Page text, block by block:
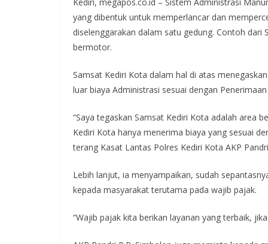
e
b
o
o
k
itt
er
at
s
p
p
e e
gr
m
yang dibentuk untuk memperlancar dan
diselenggarakan dalam satu gedung. Contoh
bermotor.
Samsat Kediri Kota dalam hal di atas
luar biaya Administrasi sesuai dengan
“Saya tegaskan Samsat Kediri Kota adalah area
Kediri Kota hanya menerima biaya yang sesuai
terang Kasat Lantas Polres Kediri Kota AKP
Lebih lanjut, ia menyampaikan, sudah
kepada masyarakat terutama pada wajib pajak.
“Wajib pajak kita berikan layanan yang terbaik,